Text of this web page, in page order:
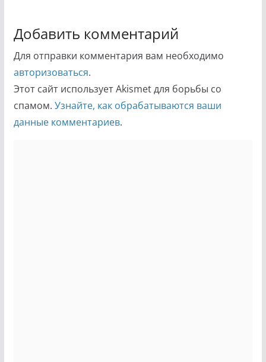
Добавить комментарий
Для отправки комментария вам необходимо
авторизоваться.
Этот сайт использует Akismet для борьбы со
спамом. Узнайте, как обрабатываются ваши
данные комментариев.